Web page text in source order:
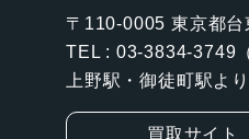
〒110-0005 東京都
TEL : 03-3834-3749
上野駅・御徒町駅よ
買取サイト